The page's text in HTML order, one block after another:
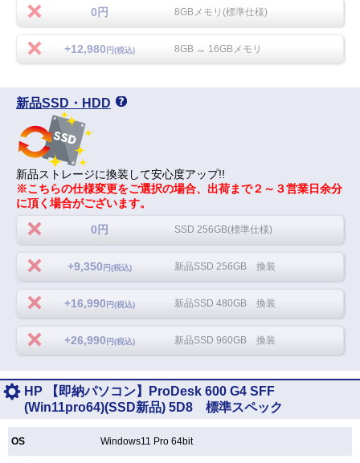
0円 8GBメモリ(標準仕様)
+12,980 円(税込) 8GB → 16GBメモリ
新品SSD・HDD
新品ストレージに換装して安心度アップ!!
※こちらの仕様変更をご選択の場合、出荷まで２～３営業日余分
に頂く場合がございます。
0円 SSD 256GB(標準仕様)
+9,350 円(税込) 新品SSD 256GB 換装
+16,990 円(税込) 新品SSD 480GB 換装
+26,990 円(税込) 新品SSD 960GB 換装
HP 【即納パソコン】ProDesk 600 G4 SFF
(Win11pro64)(SSD新品) 5D8 標準スペック
OS Windows11 Pro 64bit